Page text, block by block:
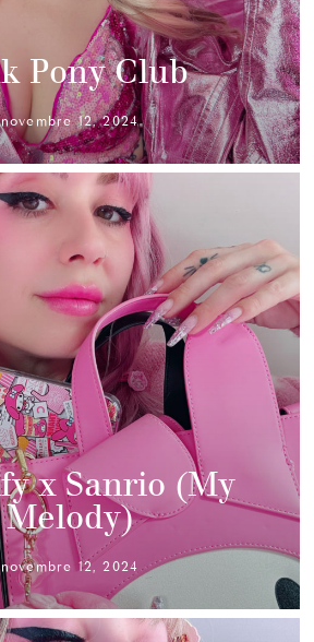
Pony Club
novembre 12, 2024
x Sanrio (My
Melody)
novembre 12, 2024